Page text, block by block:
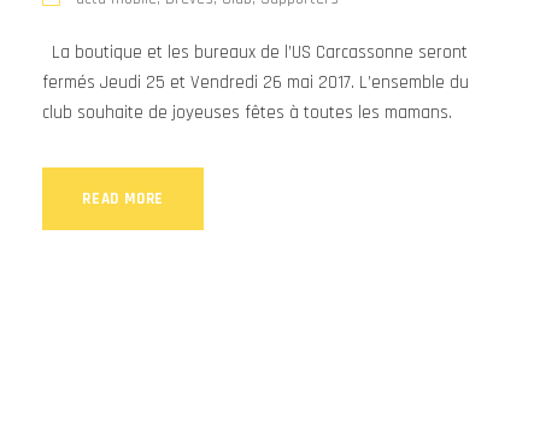
La boutique et les bureaux de l’US Carcassonne seront
fermés Jeudi 25 et Vendredi 26 mai 2017. L’ensemble du
club souhaite de joyeuses fêtes à toutes les mamans.
READ MORE